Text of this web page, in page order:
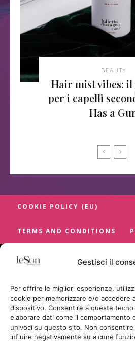
Gestisci il
Per offrire le migliori esperienze,
cookie per memorizzare e/o accedere
dispositivo. Consentire a queste
elaborare dati come il comportamento
univoci su questo sito. Non
influire negativamente su alcune
BEAUTY
Hair mist vibes:
per i capelli
Has a
COOKIE POLICY (EU)
TERMS AND CONDITIONS